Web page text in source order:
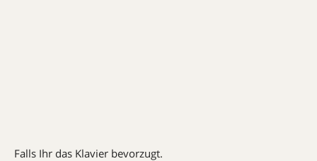
Falls Ihr das Klavier bevorzugt.